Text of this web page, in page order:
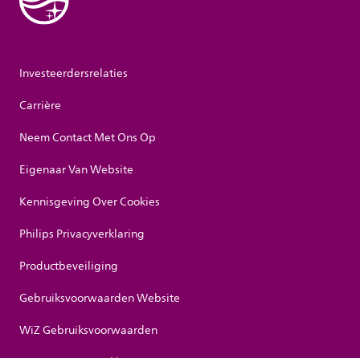
Investeerdersrelaties
Carrière
Neem Contact Met Ons Op
Eigenaar Van Website
Kennisgeving Over Cookies
Philips Privacyverklaring
Productbeveiliging
Gebruiksvoorwaarden Website
WiZ Gebruiksvoorwaarden